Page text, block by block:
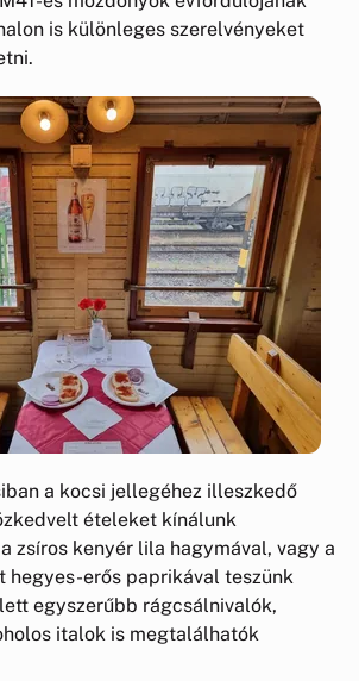
is különleges szerelvényeket
a kocsi jellegéhez illeszkedő
ételeket kínálunk
zsíros kenyér lila hagymával, vagy a
erős paprikával teszünk
egyszerűbb rágcsálnivalók,
italok is megtalálhatók